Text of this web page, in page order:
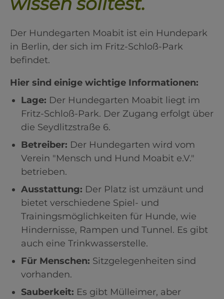
Der Hundegarten Moabit ist ein Hundepark
in Berlin, der sich im Fritz-Schloß-Park
befindet.
Hier sind einige wichtige Informationen:
Lage: Der Hundegarten Moabit liegt im
Fritz-Schloß-Park. Der Zugang erfolgt über
die Seydlitzstraße 6.
Betreiber: Der Hundegarten wird vom
Verein "Mensch und Hund Moabit e.V."
betrieben.
Ausstattung: Der Platz ist umzäunt und
bietet verschiedene Spiel- und
Trainingsmöglichkeiten für Hunde, wie
Hindernisse, Rampen und Tunnel. Es gibt
auch eine Trinkwasserstelle.
Für Menschen: Sitzgelegenheiten sind
vorhanden.
Sauberkeit: Es gibt Mülleimer, aber